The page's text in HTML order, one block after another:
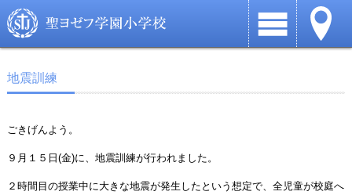
地震訓練
ごきげんよう。
９ 月１５日 (金)に、地震訓練が行われました。
２時間目の授業中に大きな地震が発生したという想定で、全児童が校庭へ